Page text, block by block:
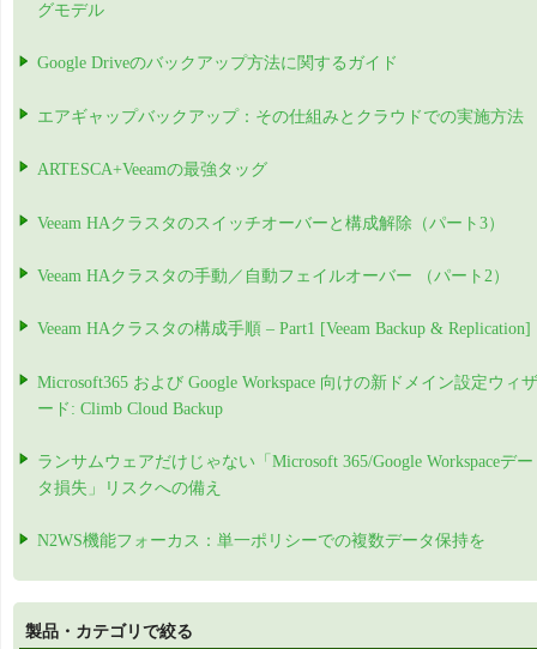
グモデル
Google Driveのバックアップ方法に関するガイド
エアギャップバックアップ：その仕組みとクラウドでの実施方法
ARTESCA+Veeamの最強タッグ
Veeam HAクラスタのスイッチオーバーと構成解除（パート3）
Veeam HAクラスタの手動／自動フェイルオーバー （パート2）
Veeam HAクラスタの構成手順 – Part1 [Veeam Backup & Replication]
Microsoft365 および Google Workspace 向けの新ドメイン設定ウィザ
ード: Climb Cloud Backup
ランサムウェアだけじゃない「Microsoft 365/Google Workspaceデー
タ損失」リスクへの備え
N2WS機能フォーカス：単一ポリシーでの複数データ保持を
製品・カテゴリで絞る